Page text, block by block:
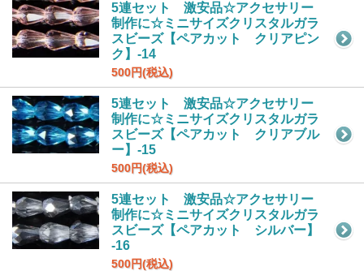
5連セット 激安品☆アクセサリー
制作に☆ミニサイズクリスタルガラ
スビーズ【ペアカット クリアピン
ク】-14
500円(税込)
5連セット 激安品☆アクセサリー
制作に☆ミニサイズクリスタルガラ
スビーズ【ペアカット クリアブル
ー】-15
500円(税込)
5連セット 激安品☆アクセサリー
制作に☆ミニサイズクリスタルガラ
スビーズ【ペアカット シルバー】
-16
500円(税込)